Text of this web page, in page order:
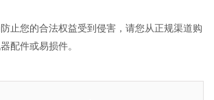
止您的合法权益受到侵害，请您从正规渠道购
配件或易损件。